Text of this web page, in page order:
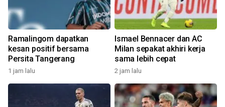
Ramalingom dapatkan
kesan positif bersama
Persita Tangerang
1 jam lalu
Ismael Bennacer dan AC
Milan sepakat akhiri kerja
sama lebih cepat
2 jam lalu